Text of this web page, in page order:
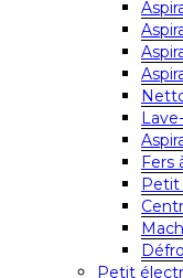
Fers
Petit
Petit